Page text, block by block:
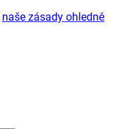
naše zásady ohledně